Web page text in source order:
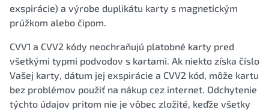
exspirácie) a výrobe duplikátu karty s magnetickým
prúžkom alebo čipom.
CVV1 a CVV2 kódy neochraňujú platobné karty pred
všetkými typmi podvodov s kartami. Ak niekto získa číslo
Vašej karty, dátum jej exspirácie a CVV2 kód, môže kartu
bez problémov použiť na nákup cez internet. Odchytenie
týchto údajov pritom nie je vôbec zložité, keďže všetky